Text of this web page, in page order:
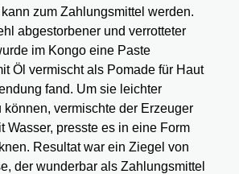
zum Zahlungsmittel werden.
abgestorbener und verrotteter
im Kongo eine Paste
Öl vermischt als Pomade für Haut
fand. Um sie leichter
können, vermischte der Erzeuger
Wasser, presste es in eine Form
Resultat war ein Ziegel von
der wunderbar als Zahlungsmittel